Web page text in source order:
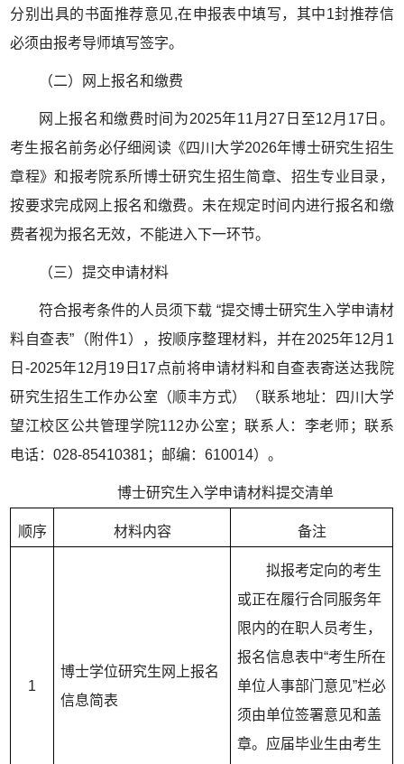
分别出具的书面推荐意见,在申报表中填写，其中1封推荐信
必须由报考导师填写签字。
（二）网上报名和缴费
网上报名和缴费时间为2025年11月27日至12月17日。
考生报名前务必仔细阅读《四川大学2026年博士研究生招生
章程》和报考院系所博士研究生招生简章、招生专业目录，
按要求完成网上报名和缴费。未在规定时间内进行报名和缴
费者视为报名无效，不能进入下一环节。
（三）提交申请材料
符合报考条件的人员须下载 “提交博士研究生入学申请材
料自查表”（附件1），按顺序整理材料，并在2025年12月1
日-2025年12月19日17点前将申请材料和自查表寄送达我院
研究生招生工作办公室（顺丰方式）（联系地址：四川大学
望江校区公共管理学院112办公室；联系人：李老师；联系
电话：028-85410381；邮编：610014）。
博士研究生入学申请材料提交清单
顺序 材料内容 备注
1
博士学位研究生网上报名
信息简表
拟报考定向的考生
或正在履行合同服务年
限内的在职人员考生，
报名信息表中“考生所在
单位人事部门意见”栏必
须由单位签署意见和盖
章。应届毕业生由考生